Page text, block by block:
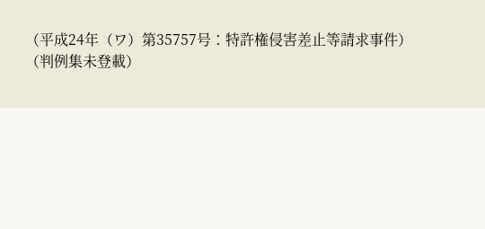
（平成24年（ワ）第35757号：特許権侵害差止等請求事件）
（判例集未登載）